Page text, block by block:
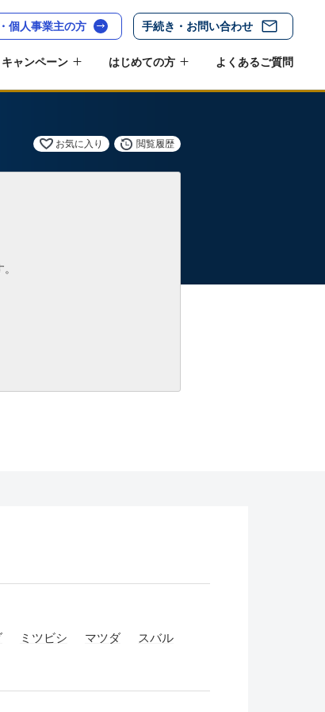
個人事業主の方 手続き・お問い合わせ
キャンペーン はじめての方 よくあるご質問
お気に入り 閲覧履歴
ミツビシ マツダ
スバル